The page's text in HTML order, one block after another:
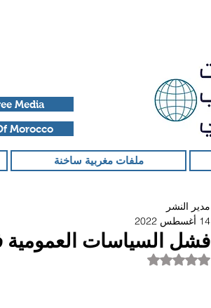
Media
Morocco
ملفات مغربية ساخنة
فشل السياسات العمومية
مدير النشر
14 أغسطس 2022
تم التقييم بـ ليس رقمًا من أصل 5 نجوم.